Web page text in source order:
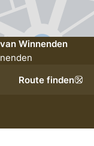
Winnenden
Route finden